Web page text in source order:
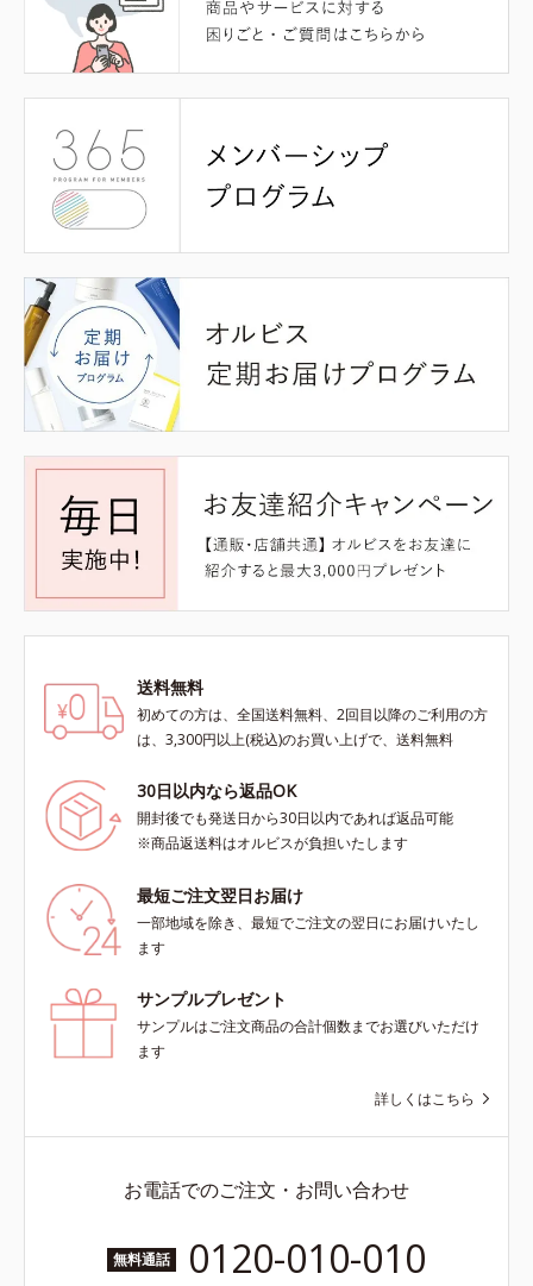
送料無料
初めての方は、全国送料無料、2回目以降のご利用の方
は、3,300円以上(税込)のお買い上げで、送料無料
30日以内なら返品OK
開封後でも発送日から30日以内であれば返品可能
※商品返送料はオルビスが負担いたします
最短ご注文翌日お届け
一部地域を除き、最短でご注文の翌日にお届けいたし
ます
サンプルプレゼント
サンプルはご注文商品の合計個数までお選びいただけ
ます
詳しくはこちら
お電話でのご注文・お問い合わせ
無料通話 0120-010-010